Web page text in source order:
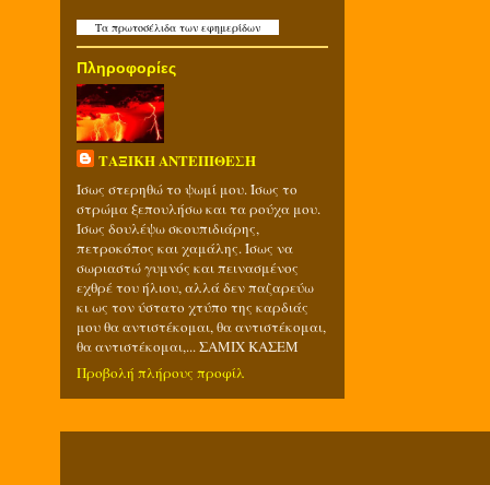
Τα πρωτοσέλιδα των εφημερίδων
Πληροφορίες
ΤΑΞΙΚΗ ΑΝΤΕΠΙΘΕΣΗ
Ίσως στερηθώ το ψωμί μου. Ίσως το
στρώμα ξεπουλήσω και τα ρούχα μου.
Ίσως δουλέψω σκουπιδιάρης,
πετροκόπος και χαμάλης. Ίσως να
σωριαστώ γυμνός και πεινασμένος
εχθρέ του ήλιου, αλλά δεν παζαρεύω
κι ως τον ύστατο χτύπο της καρδιάς
μου θα αντιστέκομαι, θα αντιστέκομαι,
θα αντιστέκομαι,... ΣΑΜΙΧ ΚΑΣΕΜ
Προβολή πλήρους προφίλ